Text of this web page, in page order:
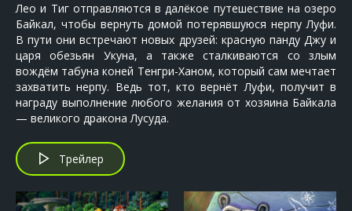
Лео и Тиг отправляются в далёкое путешествие на озеро
Байкал, чтобы вернуть домой потерявшуюся нерпу Луфи.
В пути они встречают новых друзей: красную панду Джу и
царя обезьян Укуна, а также сталкиваются со злым
вождём табуна коней Тенгри-Ханом, который сам мечтает
захватить нерпу. Ведь тот, кто вернёт Луфи, получит в
награду выполнение любого желания от хозяина Байкала
— великого дракона Лусуда.
Трейлер